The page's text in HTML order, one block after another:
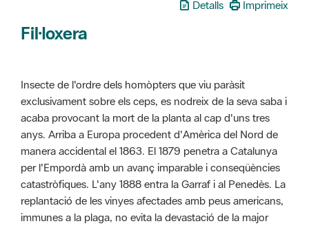
Detalls Imprimeix
Fil·loxera
Insecte de l'ordre dels homòpters que viu paràsit
exclusivament sobre els ceps, es nodreix de la seva saba i
acaba provocant la mort de la planta al cap d'uns tres
anys. Arriba a Europa procedent d'Amèrica del Nord de
manera accidental el 1863. El 1879 penetra a Catalunya
per l'Empordà amb un avanç imparable i conseqüències
catastròfiques. L'any 1888 entra la Garraf i al Penedès. La
replantació de les vinyes afectades amb peus americans,
immunes a la plaga, no evita la devastació de la major